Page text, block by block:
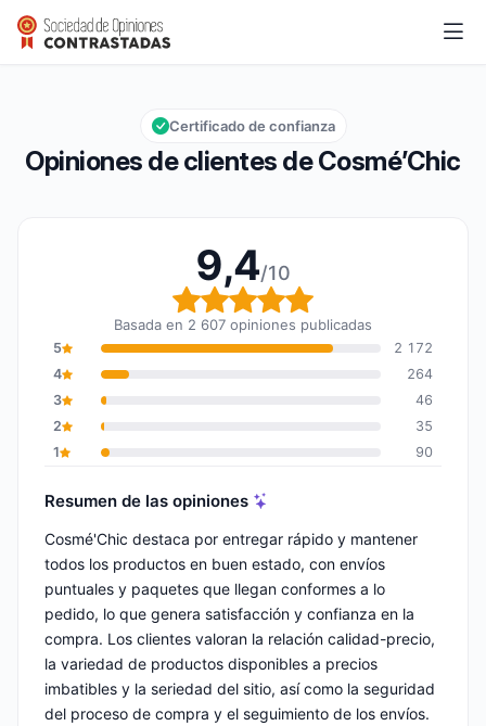
Cosmé’Chic
Calificación global: 9,4 de 10
9,4/10
Opiniones de clientes de Cosmé’Chic
Certificado de confianza
9,4/10
Calificación global: 9,4
Basada en 2 607 opiniones publicadas
5
2 172
4
264
3
46
2
35
1
90
Resumen de las opiniones
Cosmé'Chic destaca por entregar rápido y mantener
todos los productos en buen estado, con envíos
puntuales y paquetes que llegan conformes a lo
pedido, lo que genera satisfacción y confianza en la
compra. Los clientes valoran la relación calidad-precio,
la variedad de productos disponibles a precios
imbatibles y la seriedad del sitio, así como la seguridad
del proceso de compra y el seguimiento de los envíos.